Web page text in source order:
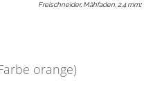
Freischneider, Mähfaden, 2,4 mm:
orange)